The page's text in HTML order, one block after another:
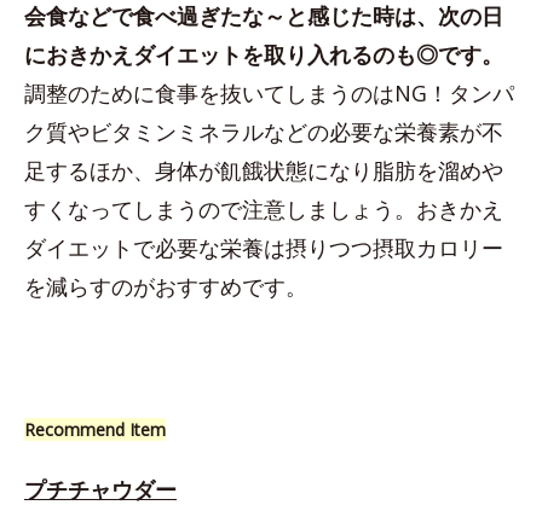
会食などで食べ過ぎたな～と感じた時は、次の日
におきかえダイエットを取り入れるのも◎です。
調整のために食事を抜いてしまうのはNG！タンパ
ク質やビタミンミネラルなどの必要な栄養素が不
足するほか、身体が飢餓状態になり脂肪を溜めや
すくなってしまうので注意しましょう。おきかえ
ダイエットで必要な栄養は摂りつつ摂取カロリー
を減らすのがおすすめです。
Recommend Item
プチチャウダー